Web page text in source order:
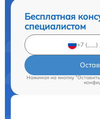
Бесплатная
специалистом
Нажимая на кнопку